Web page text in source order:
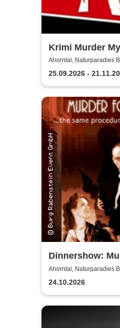
Krimi Murder
- Kripo TV
Ahorntal, Naturparadies
25.09.2026 -
Dinnershow:
Dinner - Murder
Ahorntal, Naturparadies
24.10.2026